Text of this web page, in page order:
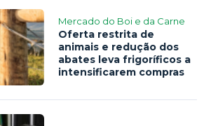
Mercado do Boi e da Carne
Oferta restrita de
animais e redução dos
abates leva frigoríficos a
intensificarem compras